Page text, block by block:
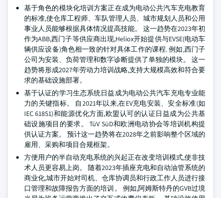
基于角色的模块化培训方案正在成为电动公共汽车充电教育
的标准,使仓库工程师、车队管理人员、城市规划人员和公用
事业人员能够根据具体情况提高技能。 这一趋势在2023年初
作为ABB,西门子等供应商出现,Heliox开始提供与EVSE(电动车
辆供应设备)角色相一致的针对具体工作的课程. 例如,西门子
公司为安装、负荷管理和数字诊断提供了单独的模块。 这一
趋势将形成2027年劳动力培训战略,支持大规模高效和符合要
求的基础设施部署。
基于认证的学习生态系统日益成为电动公共汽车充电专业能
力的关键指标。 自2021年以来,在EV充电安装、安全标准(如
IEC 61851)和能源优化方面,欧盟认可的认证日益成为公共基
础设施项目的要求。 TüV SüD和欧洲电动协会等培训机构提
供认证方案。 预计这一趋势将在2028年之前影响整个区域的
雇用、采购和项目合规框架。
方便用户的半自动充电系统的兴起正在改变培训模式,使非技
术人员更容易上岗。 随着2023年插座充电和自动油管系统的
商业化,城市开始对司机、仓库协调员和行政工作人员进行接
口管理和故障报告方面的培训。 例如,阿姆斯特丹的GVB过境